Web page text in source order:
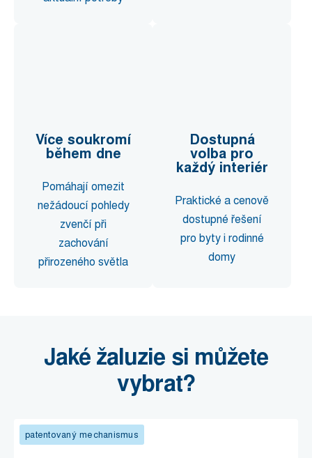
Více soukromí
během dne
Pomáhají omezit
nežádoucí pohledy
zvenčí při
zachování
přirozeného světla
Dostupná
volba pro
každý interiér
Praktické a cenově
dostupné řešení
pro byty i rodinné
domy
Jaké žaluzie si můžete
vybrat?
patentovaný mechanismus